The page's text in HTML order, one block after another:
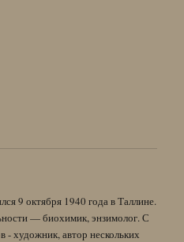
9 октября 1940 года в Таллине.
— биохимик, энзимолог. С
- художник, автор нескольких